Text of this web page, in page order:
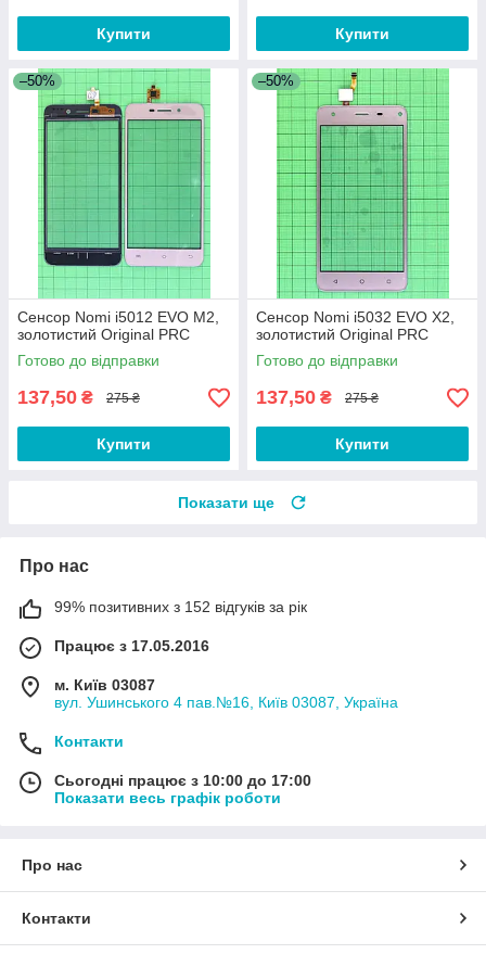
Купити Купити
–50%
Сенсор Nomi i5012 EVO M2,
золотистий Original PRC
Готово до відправки
137,50 ₴ 275 ₴
Купити
–50%
Сенсор Nomi i5032 EVO X2,
золотистий Original PRC
Готово до відправки
137,50 ₴ 275 ₴
Купити
Показати ще
Про нас
99% позитивних з 152 відгуків за рік
Працює з 17.05.2016
м. Київ 03087
вул. Ушинського 4 пав.№16, Київ 03087, Україна
Контакти
Сьогодні працює з 10:00 до 17:00
Показати весь графік роботи
Про нас
Контакти